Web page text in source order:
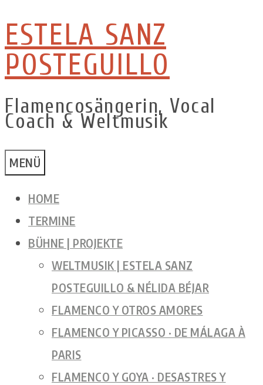
Zum
Inhalt
springen
ESTELA SANZ
POSTEGUILLO
Flamencosängerin, Vocal
Coach & Weltmusik
MENÜ
HOME
TERMINE
BÜHNE | PROJEKTE
WELTMUSIK | ESTELA SANZ
POSTEGUILLO & NÉLIDA BÉJAR
FLAMENCO Y OTROS AMORES
FLAMENCO Y PICASSO · DE MÁLAGA À
PARIS
FLAMENCO Y GOYA · DESASTRES Y